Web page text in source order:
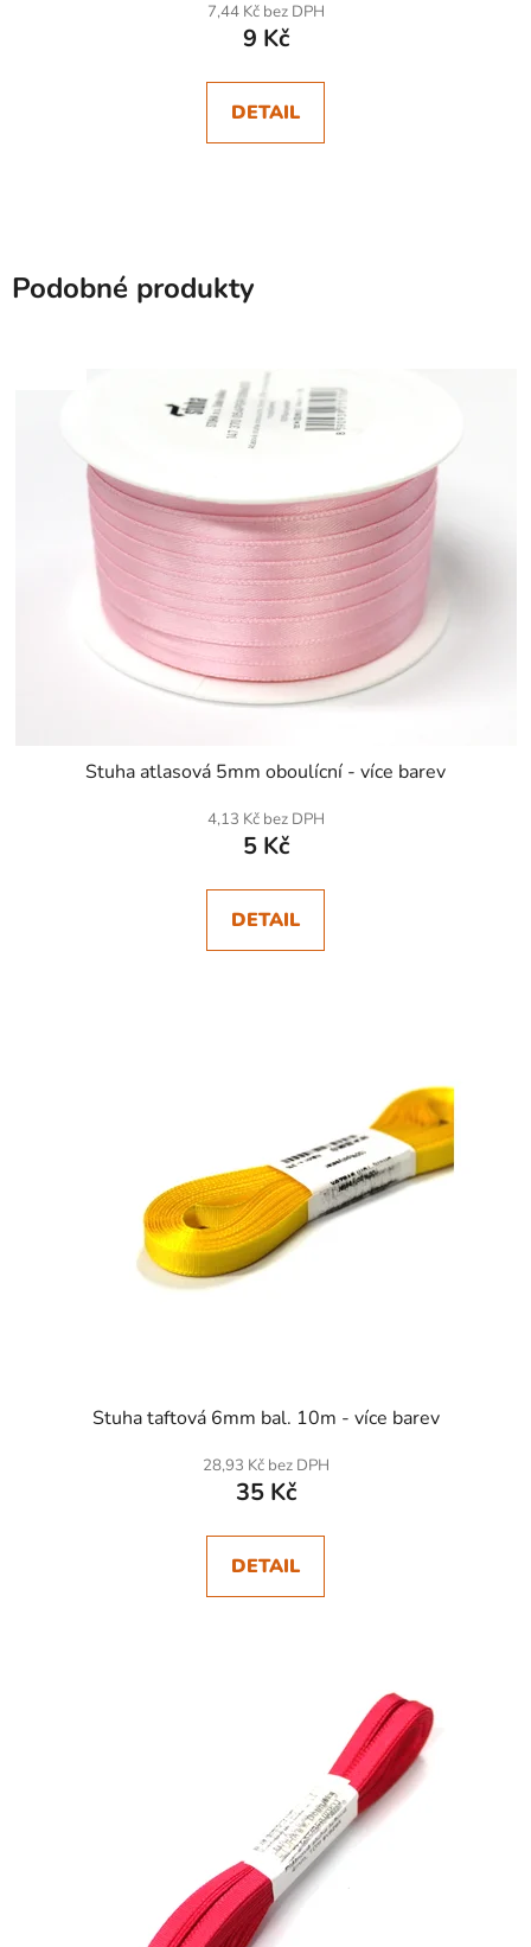
7,44 Kč bez DPH
9 Kč
DETAIL
Podobné produkty
Stuha atlasová 5mm oboulícní - více barev
4,13 Kč bez DPH
5 Kč
DETAIL
Stuha taftová 6mm bal. 10m - více barev
28,93 Kč bez DPH
35 Kč
DETAIL